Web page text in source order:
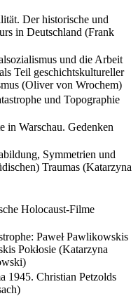
Der historische und
in Deutschland (Frank
und die Arbeit
Teil geschichtskultureller
(Oliver von Wrochem)
und Topographie
in Warschau. Gedenken
Symmetrien und
Traumas (Katarzyna
Holocaust-Filme
Paweł Pawlikowskis
Pokłosie (Katarzyna
1945. Christian Petzolds